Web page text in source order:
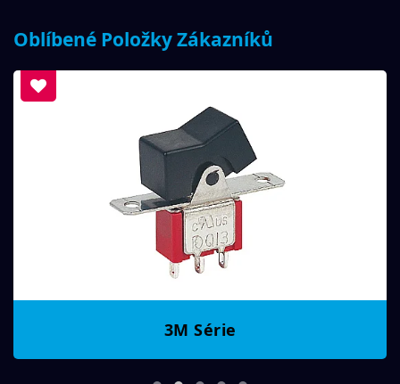
Oblíbené Položky Zákazníků
3M Série